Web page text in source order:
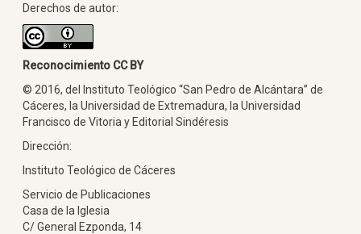
Derechos de autor:
Reconocimiento CC BY
© 2016, del Instituto Teológico “San Pedro de Alcántara” de
Cáceres, la Universidad de Extremadura, la Universidad
Francisco de Vitoria y Editorial Sindéresis
Dirección:
Instituto Teológico de Cáceres
Servicio de Publicaciones
Casa de la Iglesia
C/ General Ezponda, 14